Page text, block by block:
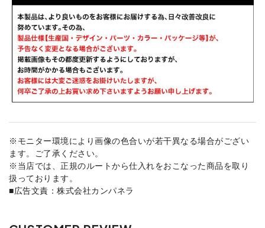
※モニター環境により画像の色合いが若干異なる場合がござい
ます。ご了承ください。
※当店では、正規のルートから仕入れをおこなった商品を取り
扱っております。
■広告文責：株式会社カンパネラ